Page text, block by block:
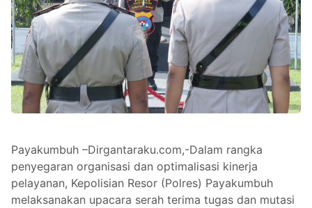
Payakumbuh –Dirgantaraku.com,-Dalam rangka
penyegaran organisasi dan optimalisasi kinerja
pelayanan, Kepolisian Resor (Polres) Payakumbuh
melaksanakan upacara serah terima tugas dan mutasi